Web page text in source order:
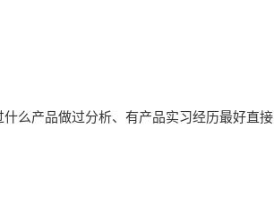
么产品做过分析、有产品实习经历最好直接